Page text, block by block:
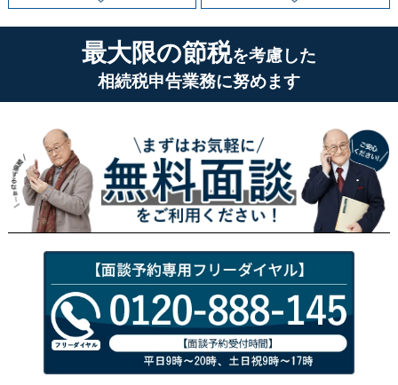
最大限の節税を考慮した
相続税申告業務に努めます